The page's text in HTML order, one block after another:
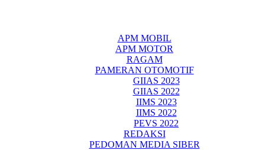
APM MOBIL
APM MOTOR
RAGAM
PAMERAN OTOMOTIF
GIIAS 2023
GIIAS 2022
IIMS 2023
IIMS 2022
PEVS 2022
REDAKSI
PEDOMAN MEDIA SIBER